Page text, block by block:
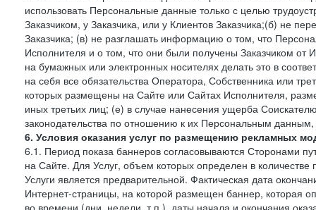
использовать Персональные данные только с целью
Заказчиком, у Заказчика, или у Клиентов Заказчика;(б) не
Заказчика; (в) не разглашать информацию о том, что
Исполнителя и о том, что они были получены Заказчиком
на бумажных или электронных носителях делать это в
на себя все обязательства Оператора, Собственника или
которых размещены на Сайте или Сайтах Исполнителя,
иных третьих лиц; (е) в случае нанесения ущерба
законодательства по отношению к их Персональным данным,
6. Условия оказания услуг по размещению рекламных
6.1. Период показа баннеров согласовываются Сторонами
на Сайте. Для Услуг, объем которых определен в количестве
Услуги является предварительной. Фактическая дата
Интернет-страницы, на которой размещен баннер, которая
во времени (дни, недели, т.п.), даты начала и окончания